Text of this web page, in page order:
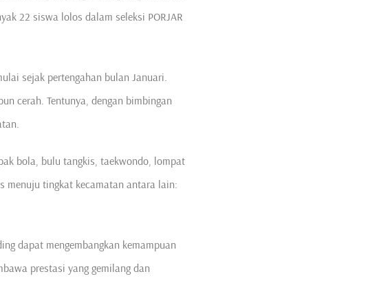
22 siswa lolos dalam seleksi PORJAR
sejak pertengahan bulan Januari.
cerah. Tentunya, dengan bimbingan
bola, bulu tangkis, taekwondo, lompat
menuju tingkat kecamatan antara lain:
dapat mengembangkan kemampuan
prestasi yang gemilang dan